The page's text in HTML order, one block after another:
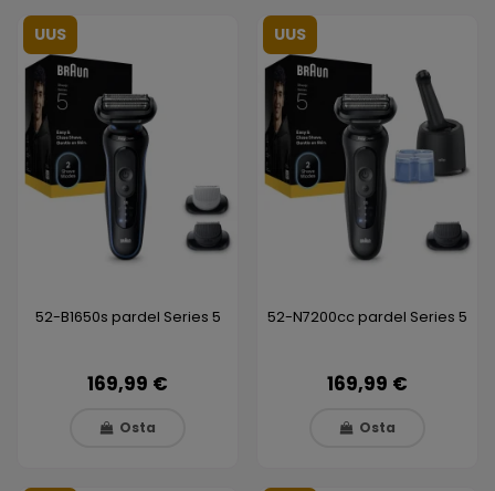
UUS
52-B1650s pardel Series 5
169,99 €
Osta
UUS
52-N7200cc pardel Series 5
169,99 €
Osta